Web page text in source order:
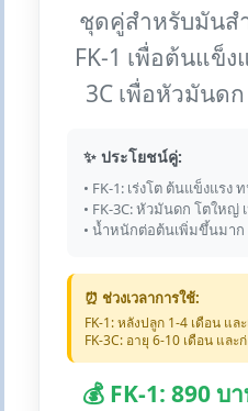
ชุดคู่สำหรับมันส
FK-1 เพื่อต้นแข็ง
3C เพื่อหัวมันด
✨ ประโยชน์คู่:
• FK-1: เร่งโต ต้นแข็งแรง
• FK-3C: หัวมันดก โตใหญ่
• น้ำหนักต่อต้นเพิ่มขึ้นมาก
⏰ ช่วงเวลาการใช้:
FK-1: หลังปลูก 1-4 เดือน แล
FK-3C: อายุ 6-10 เดือน แล
💰 FK-1: 890 บ